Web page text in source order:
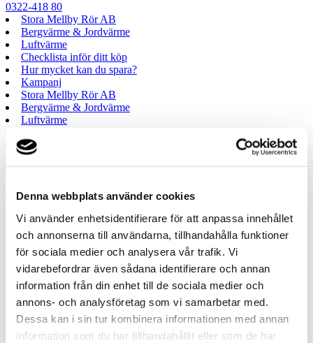
Denna webbplats använder cookies
Vi använder enhetsidentifierare för att anpassa innehållet
och annonserna till användarna, tillhandahålla funktioner
för sociala medier och analysera vår trafik. Vi
vidarebefordrar även sådana identifierare och annan
information från din enhet till de sociala medier och
annons- och analysföretag som vi samarbetar med.
Dessa kan i sin tur kombinera informationen med annan
information som du har tillhandahållit eller som de har
0322-418 80
Stora Mellby Rör AB
Bergvärme & Jordvärme
Luftvärme
Checklista inför ditt köp
Hur mycket kan du spara?
Kampanj
Stora Mellby Rör AB
Bergvärme & Jordvärme
Luftvärme
Hur mycket kan du spara?
Kampanj
Prata med en expert
Kontakta mig
Ring oss
Prata med en expert
Begär offert
Kontakta mig
Ring oss
Kontakt
Meny